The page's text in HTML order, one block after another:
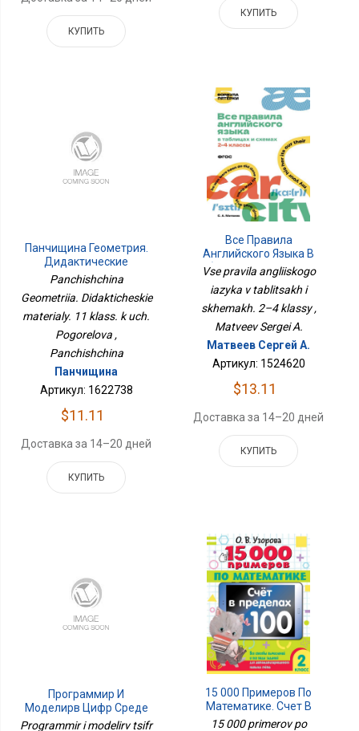
КУПИТЬ
КУПИТЬ
Панчищина Геометрия.
Дидактические
Материалы. 11 Класс. К
Panchishchina
Geometriia. Didakticheskie
materialy. 11 klass. k uch.
Pogorelova ,
Panchishchina
Панчищина
Артикул: 1622738
$11.11
Доставка за 14–20 дней
КУПИТЬ
Все Правила
Английского Языка В
Таблицах И Схемах. 2–4
Классы
Vse pravila angliiskogo
iazyka v tablitsakh i
skhemakh. 2–4 klassy ,
Matveev Sergei A.
Матвеев Сергей А.
Артикул: 1524620
$13.11
Доставка за 14–20 дней
КУПИТЬ
Программир И
Моделирв Цифр Среде
11кл Уч. Пос Баз
Programmir i modelirv tsifr
15 000 Примеров По
Математике. Счет В
Пределах 100. Все
15 000 primerov po